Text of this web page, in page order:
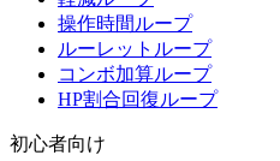
操作時間ループ
ルーレットループ
コンボ加算ループ
HP割合回復ループ
初心者向け